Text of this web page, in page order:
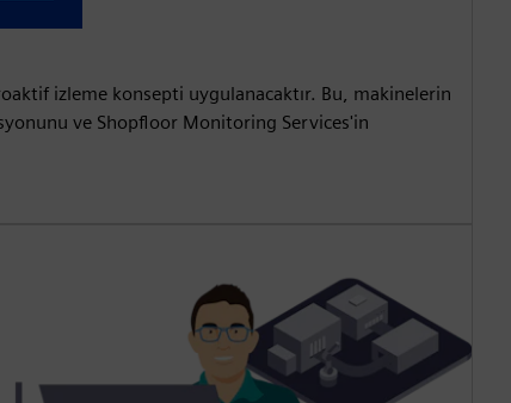
izleme konsepti uygulanacaktır. Bu, makinelerin
ve Shopfloor Monitoring Services'in